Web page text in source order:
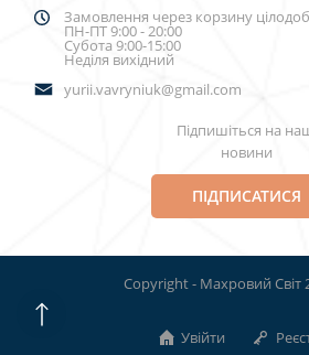
Замовлення через корзину
ПН-ПТ 9:00 - 20:00
Субота 9:00-15:00
Неділя вихідний
yurii.vavryniuk@gmail.com
Підпишіться на
новини
ПІДПИСАТИСЯ
Copyright - Махровий Світ
Увійти